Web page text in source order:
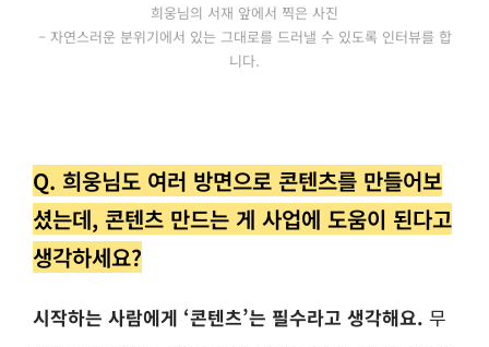
희웅님의 서재 앞에서 찍은 사진
– 자연스러운 분위기에서 있는 그대로를 드러낼 수 있도록 인터뷰를 합
니다.
Q. 희웅님도 여러 방면으로 콘텐츠를 만들어보
셨는데, 콘텐츠 만드는 게 사업에 도움이 된다고
생각하세요?
시작하는 사람에게 ‘콘텐츠’는 필수라고 생각해요. 무